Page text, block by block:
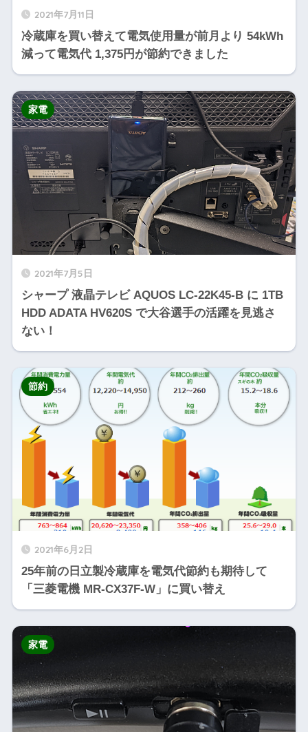
2021年7月11日
冷蔵庫を買い替えて電気使用量が前月より 54kWh
減って電気代 1,375円が節約できました
2021年7月5日
シャープ 液晶テレビ AQUOS LC-22K45-B に 1TB
HDD ADATA HV620S で大谷選手の活躍を見逃さ
ない！
家電
2021年6月2日
25年前の日立製冷蔵庫を電気代節約も期待して
「三菱電機 MR-CX37F-W」に買い替え
節約
家電